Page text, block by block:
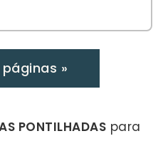
»
PONTILHADAS para